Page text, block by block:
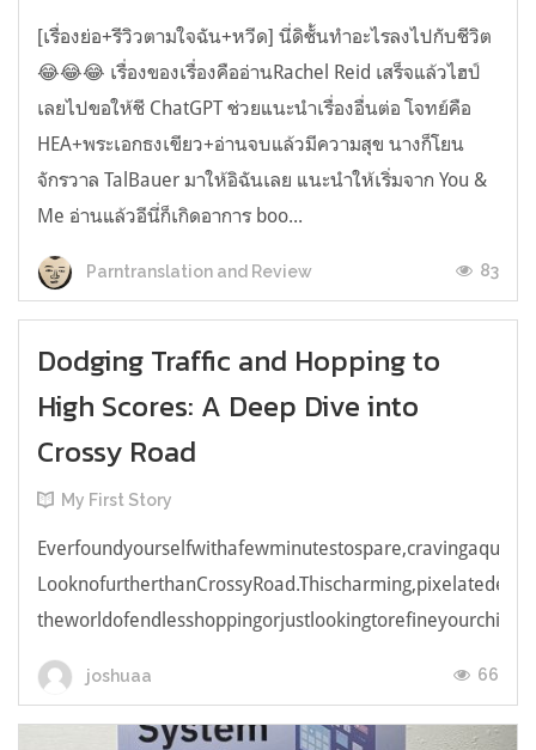
[เรื่องย่อ+รีวิวตามใจฉัน+หวีด] นี่ดิชั้นทำอะไรลงไปกับชีวิต
😂😂😂 เรื่องของเรื่องคืออ่านRachel Reid เสร็จแล้วไฮป์
เลยไปขอให้ชี ChatGPT ช่วยแนะนำเรื่องอื่นต่อ โจทย์คือ
HEA+พระเอกธงเขียว+อ่านจบแล้วมีความสุข นางก็โยน
จักรวาล TalBauer มาให้อิฉันเลย แนะนำให้เริ่มจาก You &
Me อ่านแล้วอีนี่ก็เกิดอาการ boo...
Parntranslation and Review 83
Dodging Traffic and Hopping to
High Scores: A Deep Dive into
Crossy Road
My First Story
joshuaa 66